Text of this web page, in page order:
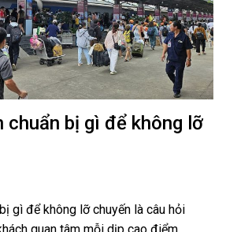
chuẩn bị gì để không lỡ
gì để không lỡ chuyến là câu hỏi